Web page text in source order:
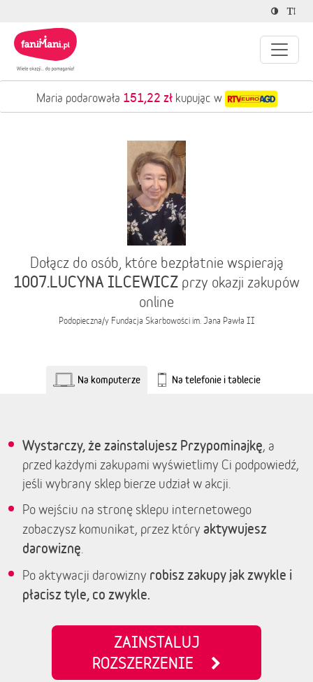
Maria podarowała 151,22 złkupując w
Dołącz do osób, które bezpłatnie wspierają
1007.LUCYNA ILCEWICZ przy okazji zakupów
online
Podopieczna/y Fundacja Skarbowości im. Jana Pawła II
Na komputerze Na telefonie i tablecie
Wystarczy, że zainstalujesz Przypominajkę, a
przed każdymi zakupami wyświetlimy Ci podpowiedź,
jeśli wybrany sklep bierze udział w akcji.
Po wejściu na stronę sklepu internetowego
zobaczysz komunikat, przez który aktywujesz
darowiznę
Po aktywacji darowizny robisz zakupy jak zwykle i
płacisz tyle, co zwykle.
ZAINSTALUJ
ROZSZERZENIE